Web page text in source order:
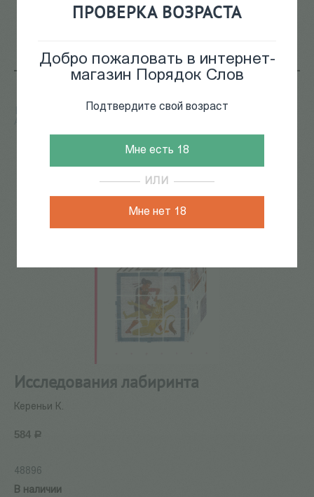
ПРОВЕРКА ВОЗРАСТА
Добро пожаловать в интернет-
магазин Порядок Слов
Подтвердите свой возраст
Мне есть 18
ИЛИ
Мне нет 18
теория медиа
КАТАЛОГ КНИГ / история / История
Исследования лабиринта
Кереньи К.
584 Р
48896
В наличии